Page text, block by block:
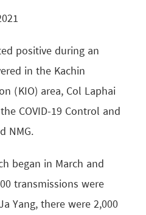
positive during an
in the Kachin
(KIO) area, Col Laphai
COVID-19 Control and
NMG.
began in March and
transmissions were
Yang, there were 2,000